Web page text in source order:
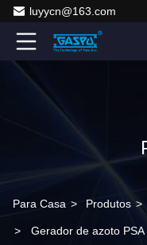
luyycn@163.com
Para Casa > Produtos >
> Gerador de azoto